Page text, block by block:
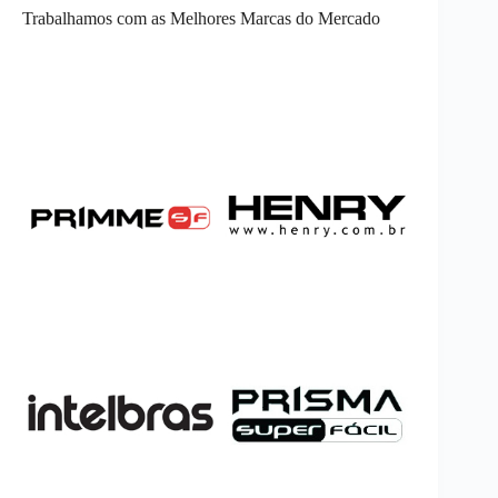
Trabalhamos com as Melhores Marcas do Mercado